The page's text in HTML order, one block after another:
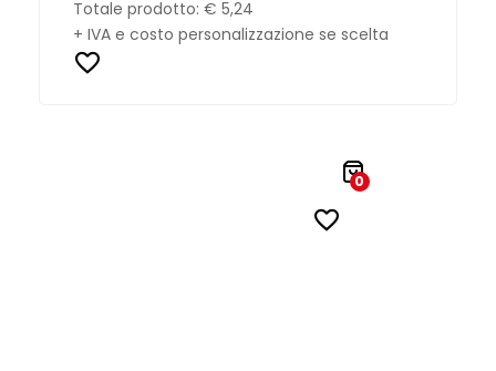
Totale prodotto: € 5,24
+ IVA e costo personalizzazione se scelta
0